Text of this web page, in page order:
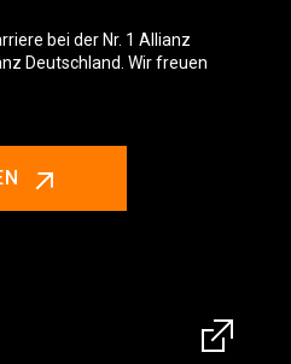
bei der Nr. 1 Allianz
Deutschland. Wir freuen